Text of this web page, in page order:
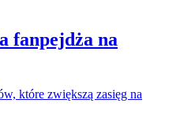
fanpejdża na